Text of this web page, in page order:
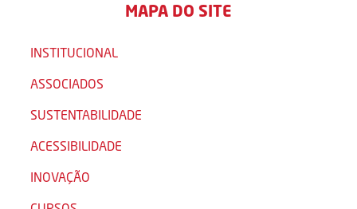
MAPA DO SITE
INSTITUCIONAL
ASSOCIADOS
SUSTENTABILIDADE
ACESSIBILIDADE
INOVAÇÃO